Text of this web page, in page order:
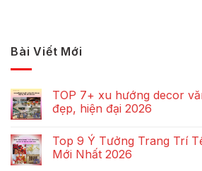
Bài Viết Mới
TOP 7+ xu hướng decor
đẹp, hiện đại 2026
Top 9 Ý Tưởng Trang Trí
Mới Nhất 2026